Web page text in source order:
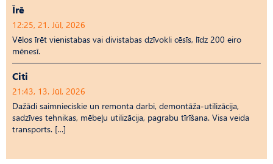
Īrē
12:25, 21. Jūl, 2026
Vēlos īrēt vienistabas vai divistabas dzīvokli cēsīs, līdz 200 eiro
mēnesī.
Citi
21:43, 13. Jūl, 2026
Dažādi saimnieciskie un remonta darbi, demontāža-utilizācija,
sadzīves tehnikas, mēbeļu utilizācija, pagrabu tīrīšana. Visa veida
transports. […]